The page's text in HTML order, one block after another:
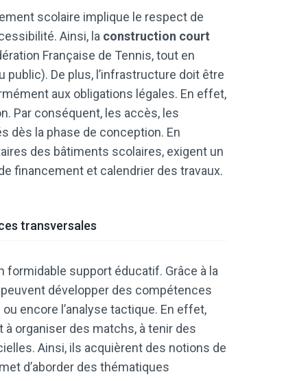
scolaire implique le respect de
Ainsi, la construction court
Française de Tennis, tout en
De plus, l’infrastructure doit être
aux obligations légales. En effet,
Par conséquent, les accès, les
dès la phase de conception. En
des bâtiments scolaires, exigent un
financement et calendrier des travaux.
transversales
support éducatif. Grâce à la
développer des compétences
encore l’analyse tactique. En effet,
à organiser des matchs, à tenir des
Ainsi, ils acquièrent des notions de
d’aborder des thématiques